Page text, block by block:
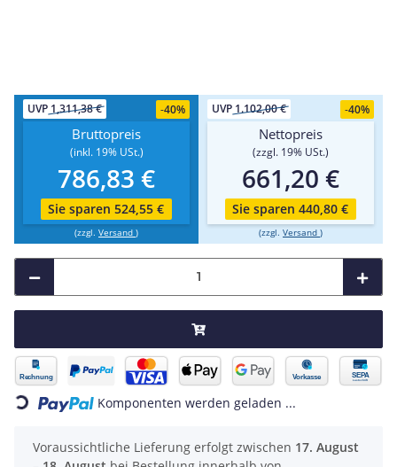
UVP 1,311,38 € -40%
Bruttopreis
(inkl. 19% USt.)
786,83 €
Sie sparen 524,55 €
(zzgl. Versand )
UVP 1.102,00 € -40%
Nettopreis
(zzgl. 19% USt.)
661,20 €
Sie sparen 440,80 €
(zzgl. Versand )
Loading... Komponenten werden geladen ...
Voraussichtliche Lieferung erfolgt zwischen 17. August